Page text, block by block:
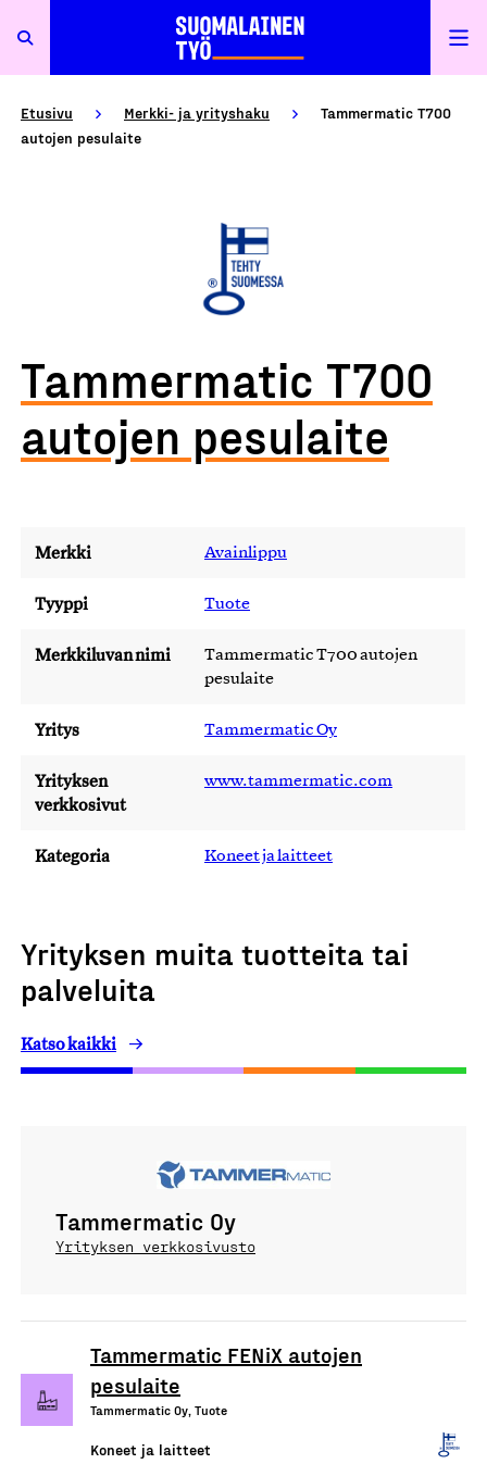
Etusivu Merkki- ja yrityshaku
Tammermatic T700
autojen pesulaite
Tammermatic T700
autojen pesulaite
Merkki Avainlippu
Tyyppi Tuote
Merkkiluvan nimi
Tammermatic T700 autojen
pesulaite
Yritys Tammermatic Oy
Yrityksen
verkkosivut
www.tammermatic.com
Kategoria Koneet ja laitteet
Yrityksen muita tuotteita tai
palveluita
Katso kaikki
Tammermatic Oy
Yrityksen verkkosivusto
Tammermatic FENiX autojen
pesulaite
Tammermatic Oy, Tuote
Koneet ja laitteet